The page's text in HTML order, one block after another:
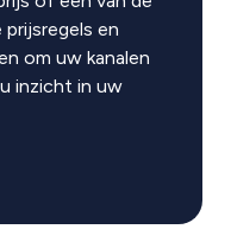
prijsregels en
om uw kanalen
inzicht in uw